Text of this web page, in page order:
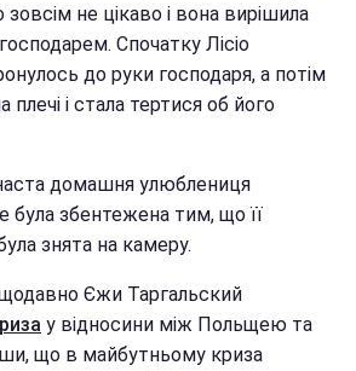
зовсім не цікаво і вона вирішила
Спочатку Лісіо
до руки господаря, а потім
плечі і стала тертися об його
домашня улюблениця
була збентежена тим, що її
знята на камеру.
Єжи Таргальский
у відносини між Польщею та
що в майбутньому криза